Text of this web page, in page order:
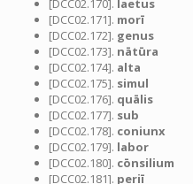
[DCC02.170]. laetus
[DCC02.171]. morī
[DCC02.172]. genus
[DCC02.173]. nātūra
[DCC02.174]. alta
[DCC02.175]. simul
[DCC02.176]. quālis
[DCC02.177]. sub
[DCC02.178]. coniunx
[DCC02.179]. labor
[DCC02.180]. cōnsilium
[DCC02.181]. periī